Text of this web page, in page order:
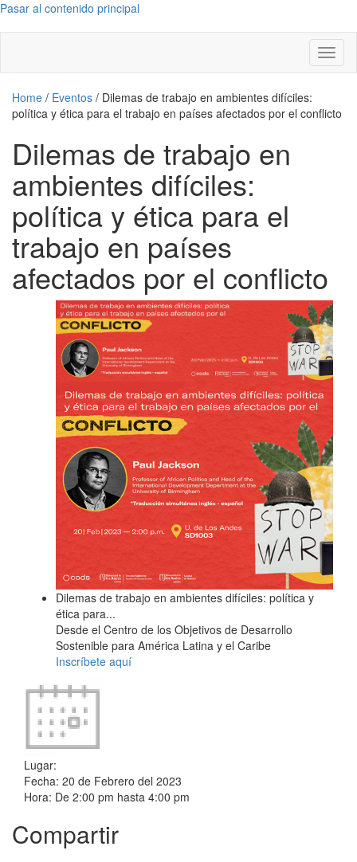
Pasar al contenido principal
Home / Eventos / Dilemas de trabajo en ambientes difíciles:
política y ética para el trabajo en países afectados por el conflicto
Dilemas de trabajo en
ambientes difíciles:
política y ética para el
trabajo en países
afectados por el conflicto
Dilemas de trabajo en ambientes difíciles: política y
ética para...
Desde el Centro de los Objetivos de Desarrollo
Sostenible para América Latina y el Caribe
Inscríbete aquí
Lugar:
Fecha: 20 de Febrero del 2023
Hora: De 2:00 pm hasta 4:00 pm
Compartir